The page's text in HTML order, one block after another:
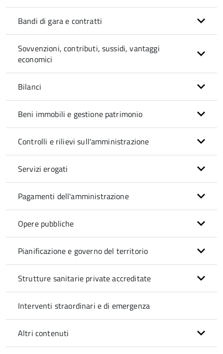
Bandi di gara e contratti
Sovvenzioni, contributi, sussidi, vantaggi
economici
Bilanci
Beni immobili e gestione patrimonio
Controlli e rilievi sull'amministrazione
Servizi erogati
Pagamenti dell'amministrazione
Opere pubbliche
Pianificazione e governo del territorio
Strutture sanitarie private accreditate
Interventi straordinari e di emergenza
Altri contenuti